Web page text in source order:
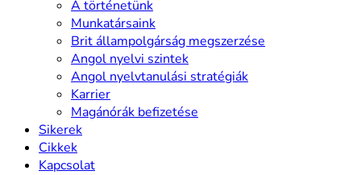
A történetünk
Munkatársaink
Brit állampolgárság megszerzése
Angol nyelvi szintek
Angol nyelvtanulási stratégiák
Karrier
Magánórák befizetése
Sikerek
Cikkek
Kapcsolat